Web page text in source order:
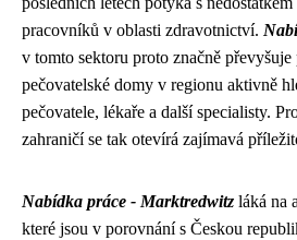
pracovníků v oblasti zdravotnictví.
v tomto sektoru proto značně
pečovatelské domy v regionu aktivně
pečovatele, lékaře a další specialisty.
zahraničí se tak otevírá zajímavá
Nabídka práce - Marktredwitz láká na
které jsou v porovnání s Českou